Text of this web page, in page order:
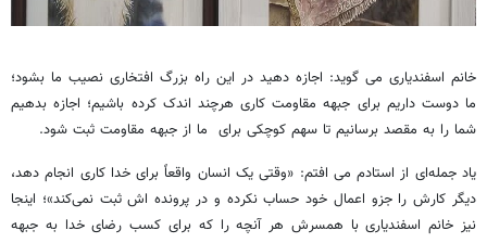
خانم اسفندیاری می گوید: اجازه دهید در این راه بزرگ افتخاری نصیب ما بشود؛
ما دوست داریم برای جبهه مقاومت کاری هرچند اندک کرده باشیم؛ اجازه بدهیم
شما را به مقصد برسانیم تا سهم کوچکی برای ما از جبهه مقاومت ثبت شود.
یاد جمله‌ای از استادم می افتم: «وقتی یک انسان واقعاً برای خدا کاری انجام دهد،
دیگر کارش را جزو اعمال خود حساب نکرده و در پرونده‌ اش ثبت نمی‌کند»؛ اینجا
نیز خانم اسفندیاری با همسرش هر آنچه را که برای کسب رضای خدا به جبهه